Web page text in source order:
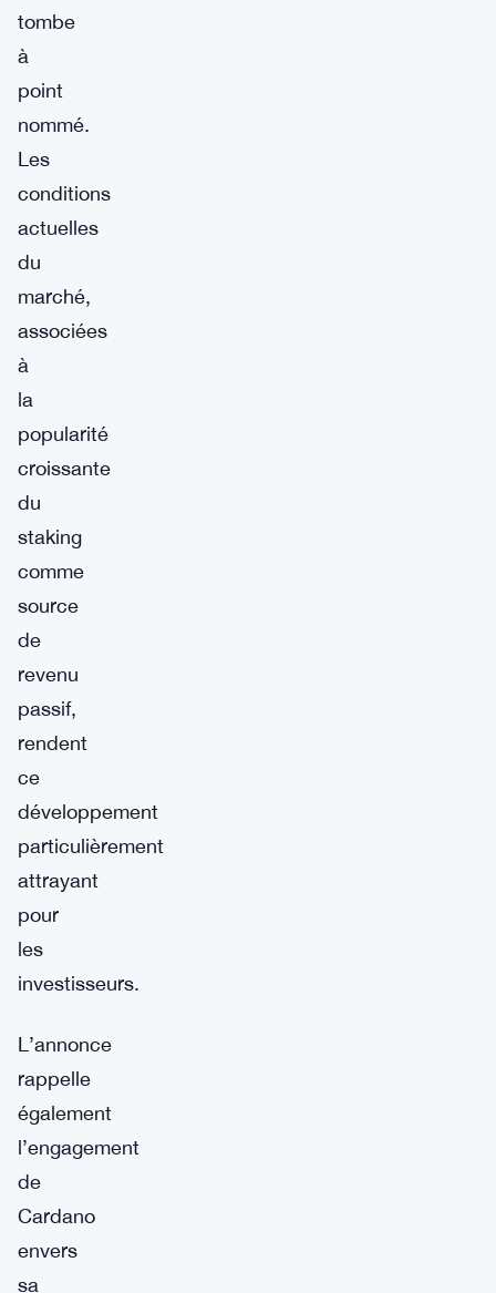
tombe
à
point
nommé.
Les
conditions
actuelles
du
marché,
associées
à
la
popularité
croissante
du
staking
comme
source
de
revenu
passif,
rendent
ce
développement
particulièrement
attrayant
pour
les
investisseurs.
L’annonce
rappelle
également
l’engagement
de
Cardano
envers
sa